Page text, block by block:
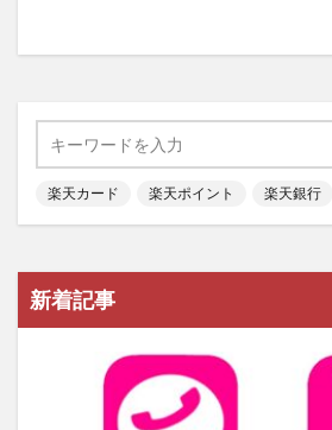
楽天カード 楽天ポイント 楽天銀行
新着記事